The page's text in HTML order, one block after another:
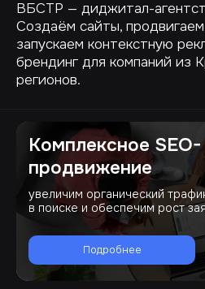
ВБСТР — диджитал-
Создаём сайты,
запускаем контекстную
брендинг для компаний из
регионов.
Комплексное SEO-
продвижение
увеличим органический
в поиске и обеспечим рост
Подробнее